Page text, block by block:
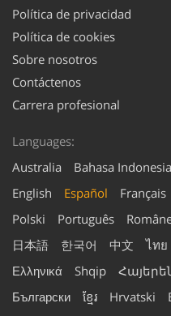
Política de privacidad
Política de cookies
Sobre nosotros
Contáctenos
Carrera profesional
Languages:
Australia
Bahasa Indonesia
English
Español Français
Polski
Português
日本語
한국어 中文 ไทย
Ελληνικά
Shqip
Български
ខ្មែរ Hrvatski